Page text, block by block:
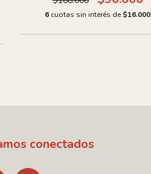
6 cuotas sin interés de $16.000
conectados